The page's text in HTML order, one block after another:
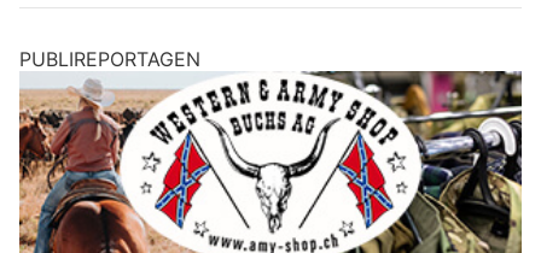
PUBLIREPORTAGEN